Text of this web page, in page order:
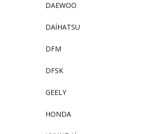
DAEWOO
DAİHATSU
DFM
DFSK
GEELY
HONDA